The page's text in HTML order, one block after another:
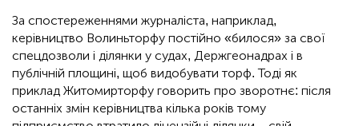
За спостереженнями журналіста, наприклад,
керівництво Волиньторфу постійно «билося» за свої
спецдозволи і ділянки у судах, Держгеонадрах і в
публічній площині, щоб видобувати торф. Тоді як
приклад Житомирторфу говорить про зворотнє: після
останніх змін керівництва кілька років тому